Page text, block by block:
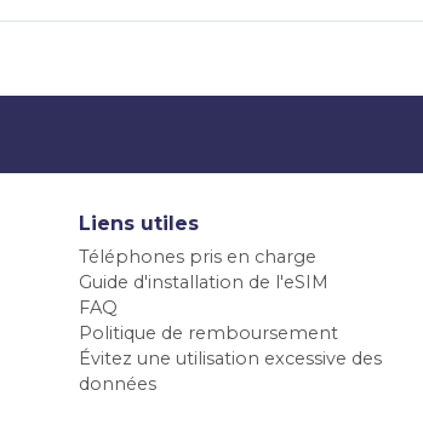
Liens utiles
Téléphones pris en charge
Guide d'installation de l'eSIM
FAQ
Politique de remboursement
Évitez une utilisation excessive des
données